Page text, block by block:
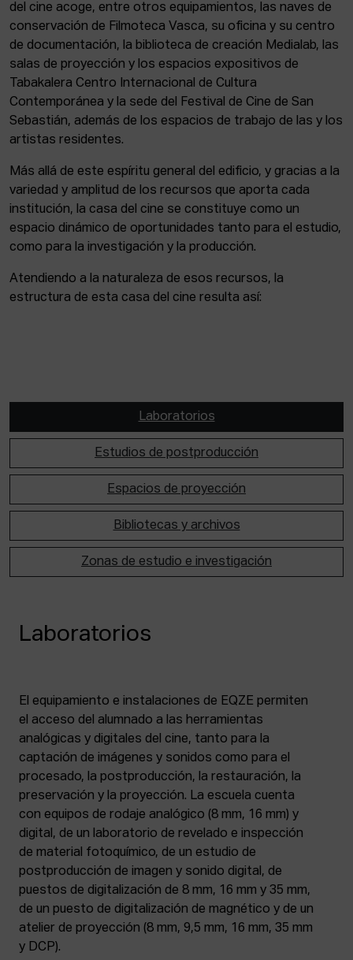
del cine acoge, entre otros equipamientos, las naves de
conservación de Filmoteca Vasca, su oficina y su centro
de documentación, la biblioteca de creación Medialab, las
salas de proyección y los espacios expositivos de
Tabakalera Centro Internacional de Cultura
Contemporánea y la sede del Festival de Cine de San
Sebastián, además de los espacios de trabajo de las y los
artistas residentes.
Más allá de este espíritu general del edificio, y gracias a la
variedad y amplitud de los recursos que aporta cada
institución, la casa del cine se constituye como un
espacio dinámico de oportunidades tanto para el estudio,
como para la investigación y la producción.
Atendiendo a la naturaleza de esos recursos, la
estructura de esta casa del cine resulta así:
Laboratorios
Estudios de postproducción
Espacios de proyección
Bibliotecas y archivos
Zonas de estudio e investigación
Laboratorios
El equipamiento e instalaciones de EQZE permiten
el acceso del alumnado a las herramientas
analógicas y digitales del cine, tanto para la
captación de imágenes y sonidos como para el
procesado, la postproducción, la restauración, la
preservación y la proyección. La escuela cuenta
con equipos de rodaje analógico (8 mm, 16 mm) y
digital, de un laboratorio de revelado e inspección
de material fotoquímico, de un estudio de
postproducción de imagen y sonido digital, de
puestos de digitalización de 8 mm, 16 mm y 35 mm,
de un puesto de digitalización de magnético y de un
atelier de proyección (8 mm, 9,5 mm, 16 mm, 35 mm
y DCP).